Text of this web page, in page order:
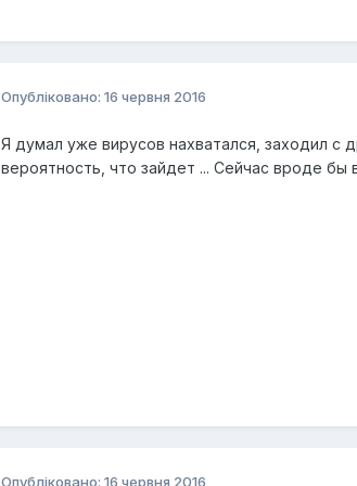
Опубліковано: 16 червня 2016
Я думал уже вирусов нахватался, заходил с
вероятность, что зайдет ... Сейчас вроде бы
Опубліковано: 16 червня 2016